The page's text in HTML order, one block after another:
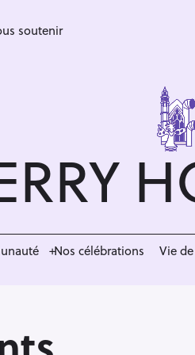
soutenir
Nos célébrations Vie